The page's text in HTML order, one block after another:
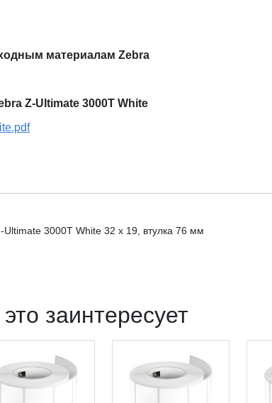
материалам Zebra
Z-Ultimate 3000T White
3000T White 32 x 19, втулка 76 мм
заинтересует